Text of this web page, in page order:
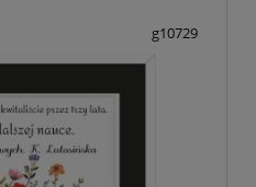
g10729